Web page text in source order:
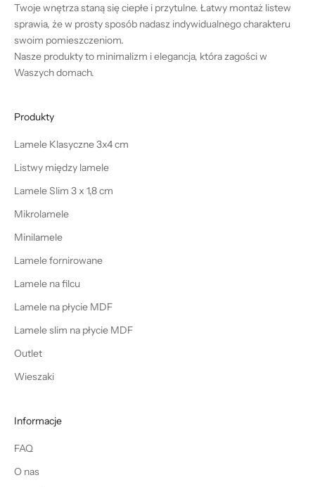
Twoje wnętrza staną się ciepłe i przytulne. Łatwy montaż listew
sprawia, że w prosty sposób nadasz indywidualnego charakteru
swoim pomieszczeniom.
Nasze produkty to minimalizm i elegancja, która zagości w
Waszych domach.
Produkty
Lamele Klasyczne 3x4 cm
Listwy między lamele
Lamele Slim 3 x 1,8 cm
Mikrolamele
Minilamele
Lamele fornirowane
Lamele na filcu
Lamele na płycie MDF
Lamele slim na płycie MDF
Outlet
Wieszaki
Informacje
FAQ
O nas